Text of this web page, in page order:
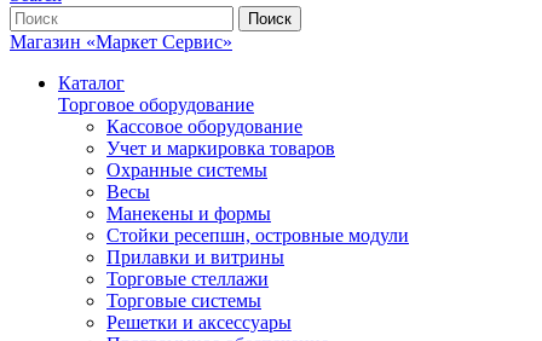
Магазин «Маркет Сервис»
Каталог
Торговое оборудование
Кассовое оборудование
Учет и маркировка товаров
Охранные системы
Весы
Манекены и формы
Стойки ресепшн, островные модули
Прилавки и витрины
Торговые стеллажи
Торговые системы
Решетки и аксессуары